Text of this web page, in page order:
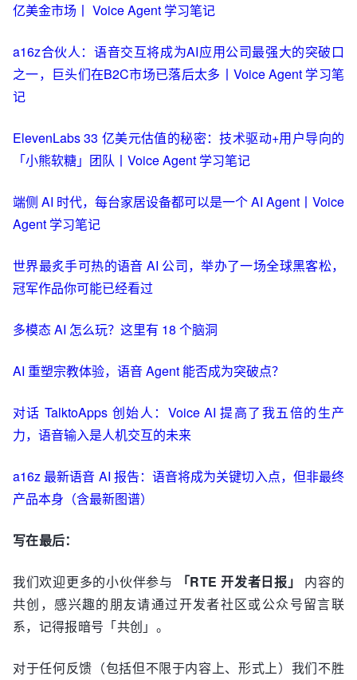
亿美金市场丨 Voice Agent 学习笔记
a16z合伙人：语音交互将成为AI应用公司最强大的突破口
之一，巨头们在B2C市场已落后太多丨Voice Agent 学习笔
记
ElevenLabs 33 亿美元估值的秘密：技术驱动+用户导向的
「小熊软糖」团队丨Voice Agent 学习笔记
端侧 AI 时代，每台家居设备都可以是一个 AI Agent丨Voice
Agent 学习笔记
世界最炙手可热的语音 AI 公司，举办了一场全球黑客松，
冠军作品你可能已经看过
多模态 AI 怎么玩？这里有 18 个脑洞
AI 重塑宗教体验，语音 Agent 能否成为突破点？
对话 TalktoApps 创始人：Voice AI 提高了我五倍的生产
力，语音输入是人机交互的未来
a16z 最新语音 AI 报告：语音将成为关键切入点，但非最终
产品本身（含最新图谱）
写在最后：
我们欢迎更多的小伙伴参与 「RTE 开发者日报」
内容的
共创，感兴趣的朋友请通过开发者社区或公众号留言联
系，记得报暗号「共创」。
对于任何反馈（包括但不限于内容上、形式上）我们不胜